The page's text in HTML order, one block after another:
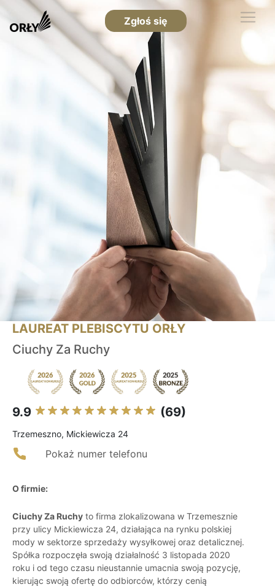
Zgłoś się
LAUREAT PLEBISCYTU ORŁY
Ciuchy Za Ruchy
9.9 (69)
Trzemeszno, Mickiewicza 24
Pokaż numer telefonu
O firmie:
Ciuchy Za Ruchy to firma zlokalizowana w Trzemesznie
przy ulicy Mickiewicza 24, działająca na rynku polskiej
mody w sektorze sprzedaży wysyłkowej oraz detalicznej.
Spółka rozpoczęła swoją działalność 3 listopada 2020
roku i od tego czasu nieustannie umacnia swoją pozycję,
kierując swoją ofertę do odbiorców, którzy cenią